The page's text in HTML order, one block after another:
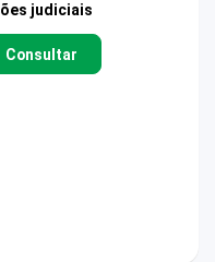
judiciais
Consultar